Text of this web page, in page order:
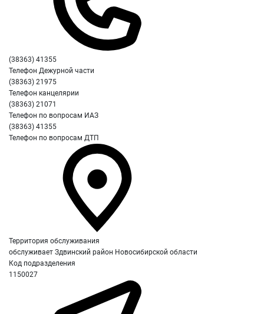
(38363) 41355
Телефон Дежурной части
(38363) 21975
Телефон канцелярии
(38363) 21071
Телефон по вопросам ИАЗ
(38363) 41355
Телефон по вопросам ДТП
Территория обслуживания
обслуживает Здвинский район Новосибирской области
Код подразделения
1150027